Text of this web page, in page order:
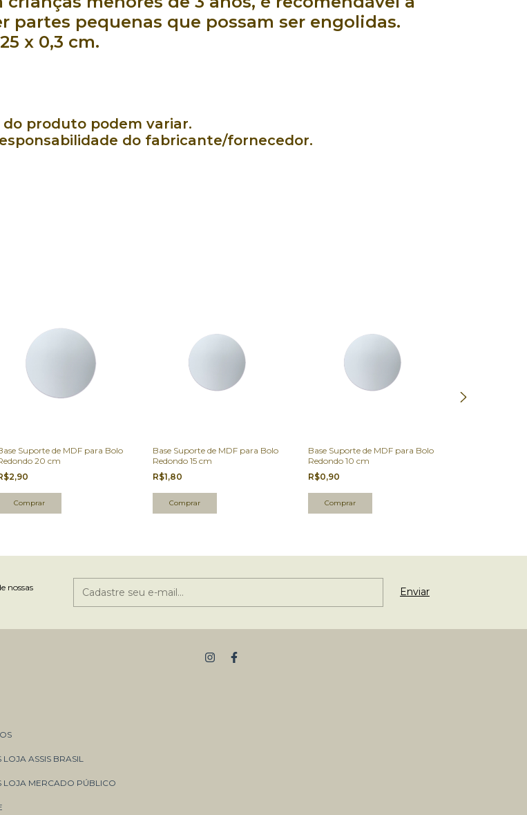
pequenas que possam ser engolidas.
x 0,3 cm.
produto podem variar.
do fabricante/fornecedor.
Suporte de MDF para Bolo
20 cm
Base Suporte de MDF para Bolo
Redondo 15 cm
R$1,80
Base Suporte de MDF para Bolo
Redondo 10 cm
R$0,90
nossas
ASSIS BRASIL
LOJA MERCADO PÚBLICO